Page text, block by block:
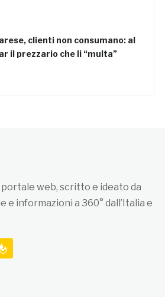
clienti non consumano: al
il prezzario che li “multa”
web, scritto e ideato da
e informazioni a 360° dall’Italia e